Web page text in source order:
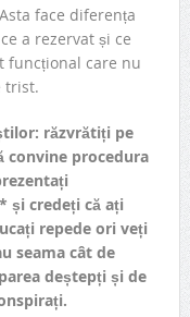
face diferența
a rezervat și ce
funcțional care nu
trist.
răzvrătiți pe
convine procedura
și credeți că ați
repede ori veți
seama cât de
deștepți și de